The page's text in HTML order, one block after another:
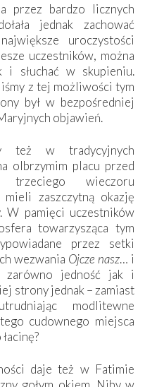
przez bardzo licznych
jednak zachować
uroczystości
uczestników, można
słuchać w skupieniu.
z tej możliwości tym
był w bezpośredniej
objawień.
też w tradycyjnych
olbrzymim placu przed
wieczoru
zaszczytną okazję
W pamięci uczestników
towarzysząca tym
przez setki
wezwania Ojcze nasz… i
zarówno jedność jak i
strony jednak – zamiast
modlitewne
cudownego miejsca
daje też w Fatimie